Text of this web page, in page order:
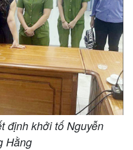
định khởi tố Nguyễn
Hằng